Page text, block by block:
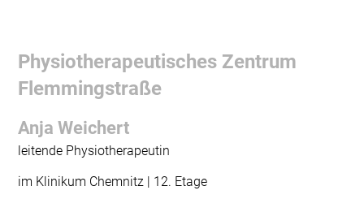
Physiotherapeutisches Zentrum
Flemmingstraße
Anja Weichert
leitende Physiotherapeutin
im Klinikum Chemnitz | 12. Etage